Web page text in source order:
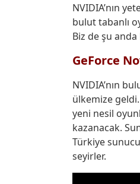
NVIDIA’nın
bulut tabanlı
Biz de şu
GeForce
NVIDIA’nın
ülkemize
yeni nesil
kazanacak.
Türkiye
seyirler.